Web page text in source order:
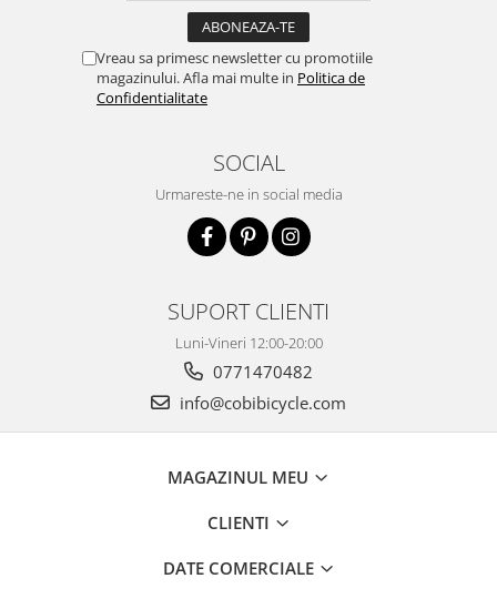
Vreau sa primesc newsletter cu promotiile
magazinului. Afla mai multe in Politica de
Confidentialitate
SOCIAL
Urmareste-ne in social media
SUPORT CLIENTI
Luni-Vineri 12:00-20:00
0771470482
info@cobibicycle.com
MAGAZINUL MEU
CLIENTI
DATE COMERCIALE